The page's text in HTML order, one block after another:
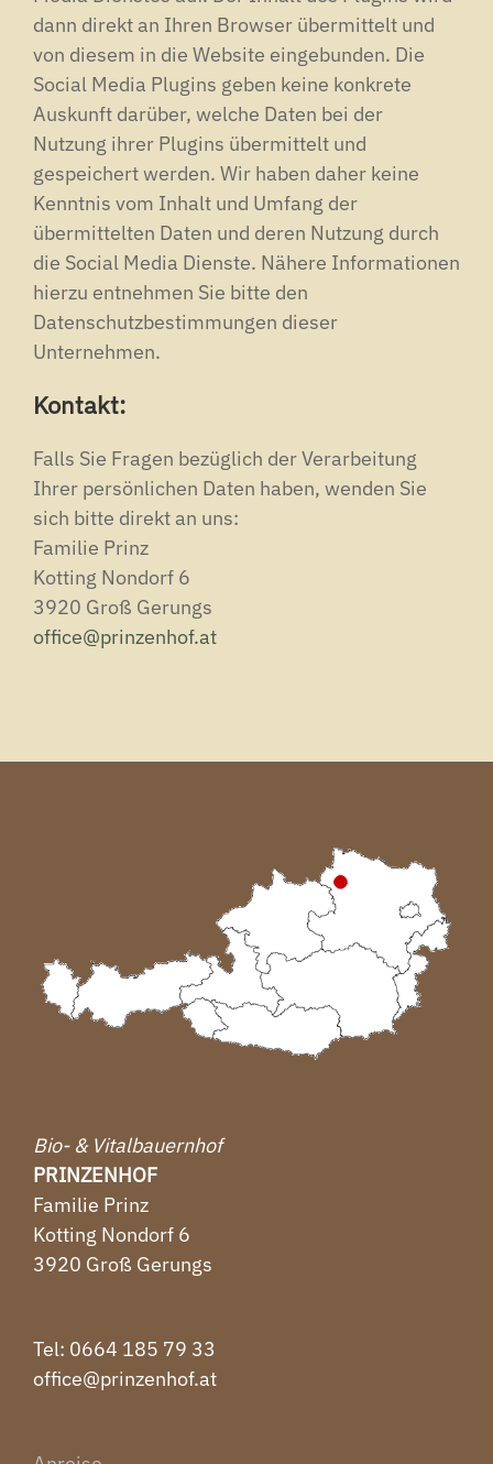
dann direkt an Ihren Browser übermittelt und
von diesem in die Website eingebunden. Die
Social Media Plugins geben keine konkrete
Auskunft darüber, welche Daten bei der
Nutzung ihrer Plugins übermittelt und
gespeichert werden. Wir haben daher keine
Kenntnis vom Inhalt und Umfang der
übermittelten Daten und deren Nutzung durch
die Social Media Dienste. Nähere Informationen
hierzu entnehmen Sie bitte den
Datenschutzbestimmungen dieser
Unternehmen.
Kontakt:
Falls Sie Fragen bezüglich der Verarbeitung
Ihrer persönlichen Daten haben, wenden Sie
sich bitte direkt an uns:
Familie Prinz
Kotting Nondorf 6
3920 Groß Gerungs
office@prinzenhof.at
Bio- & Vitalbauernhof
PRINZENHOF
Familie Prinz
Kotting Nondorf 6
3920 Groß Gerungs
Tel: ‭0664 185 79 33‬
office@prinzenhof.at